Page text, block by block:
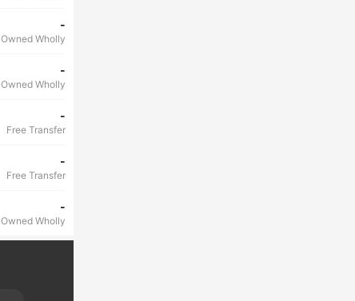
-
Owned Wholly
-
Owned Wholly
-
Free Transfer
-
Free Transfer
-
Owned Wholly